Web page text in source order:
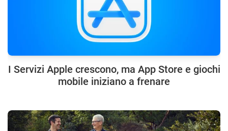
I Servizi Apple crescono, ma App Store e giochi
mobile iniziano a frenare